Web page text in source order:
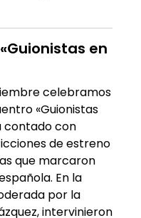
en
celebramos
«Guionistas
contado con
de estreno
que marcaron
En la
por la
intervinieron